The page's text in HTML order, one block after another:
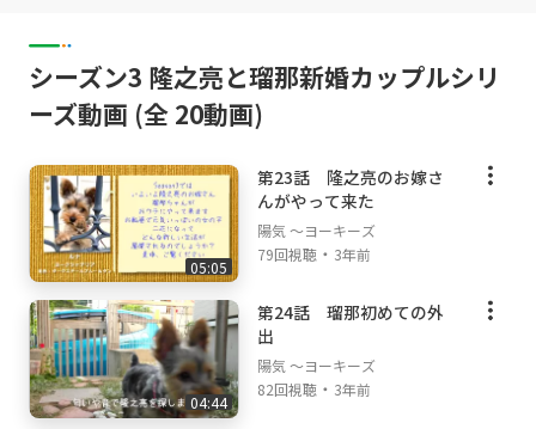
シーズン3 隆之亮と瑠那新婚カップルシリ
ーズ動画 (全 20動画)
05:05
第23話 隆之亮のお嫁さ
んがやって来た
陽気 ～ヨーキーズ
79回視聴 ・ 3年前
04:44
第24話 瑠那初めての外
出
陽気 ～ヨーキーズ
82回視聴 ・ 3年前